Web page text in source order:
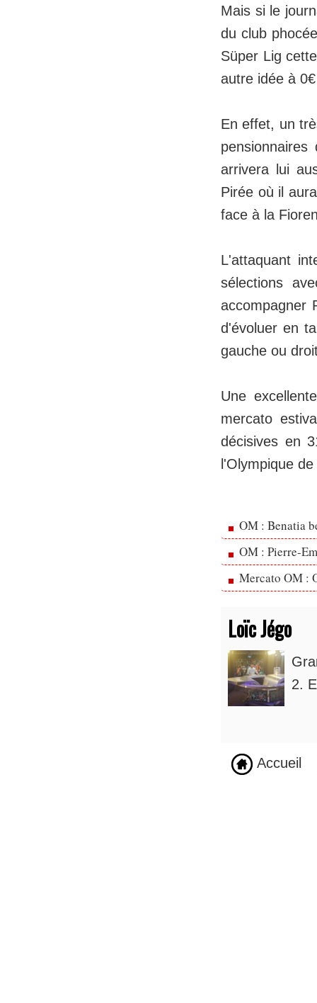
Mais si le
du club
Süper Lig
autre idée à
En effet, un
arrivera lui
Pirée où il
face à la
L'attaquant
sélections
accompagner
d'évoluer en
gauche ou
Une
mercato
décisives en
l'Olympique
OM : Benatia
OM : Pierre-
Mercato OM :
Loïc Jégo
2.
Accueil